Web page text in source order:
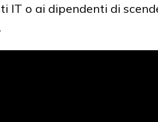
IT o ai dipendenti di